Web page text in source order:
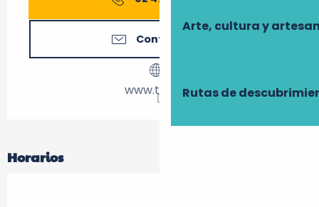
Arte, cultura y
Rutas de
Contáctenos
www.tours.fr
Horarios